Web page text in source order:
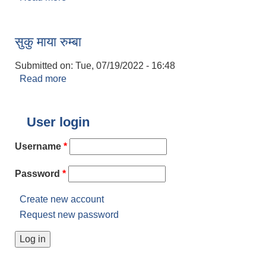
सुकु माया रुम्बा
Submitted on: Tue, 07/19/2022 - 16:48
Read more
User login
Username *
Password *
Create new account
Request new password